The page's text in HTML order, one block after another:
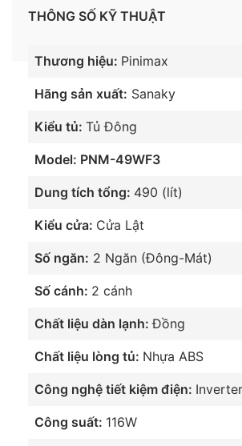
Công nghệ Inverter Tiết
năng
Tủ đông Pinimax PNM-49WF3
thụ ít điện năng nhưng vẫn giữ
lạnh cao.
THÔNG SỐ KỸ THUẬT
Thương hiệu: Pinimax
Hãng sản xuất: Sanaky
Kiểu tủ: Tủ Đông
Model: PNM-49WF3
Dung tích tổng: 490 (lít)
Kiểu cửa: Cửa Lật
Số ngăn: 2 Ngăn (Đông-Mát)
Số cánh: 2 cánh
Chất liệu dàn lạnh:Đồng
Chất liệu lòng tủ: Nhựa ABS
Công nghệ tiết kiệm điện: Inverter
Công suất: 116W